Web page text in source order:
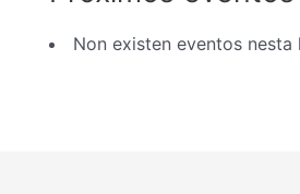
Non existen eventos nesta